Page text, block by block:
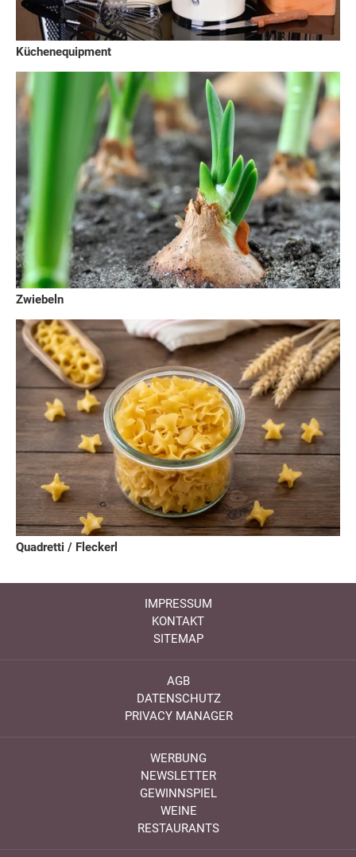
Küchenequipment
Zwiebeln
Quadretti / Fleckerl
IMPRESSUM
KONTAKT
SITEMAP
AGB
DATENSCHUTZ
PRIVACY MANAGER
WERBUNG
NEWSLETTER
GEWINNSPIEL
WEINE
RESTAURANTS